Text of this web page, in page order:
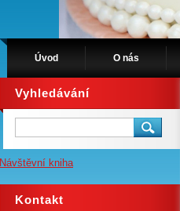
Úvod O nás
Vyhledávání
Návštěvní kniha
Kontakt